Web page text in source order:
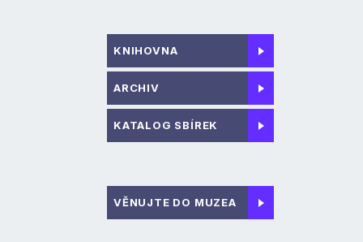
KNIHOVNA
ARCHIV
KATALOG SBÍREK
VĚNUJTE DO MUZEA